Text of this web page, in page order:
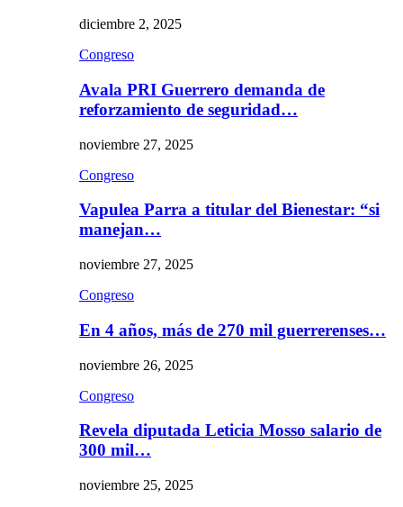
diciembre 2, 2025
Congreso
Avala PRI Guerrero demanda de
reforzamiento de seguridad…
noviembre 27, 2025
Congreso
Vapulea Parra a titular del Bienestar: “si
manejan…
noviembre 27, 2025
Congreso
En 4 años, más de 270 mil guerrerenses…
noviembre 26, 2025
Congreso
Revela diputada Leticia Mosso salario de
300 mil…
noviembre 25, 2025